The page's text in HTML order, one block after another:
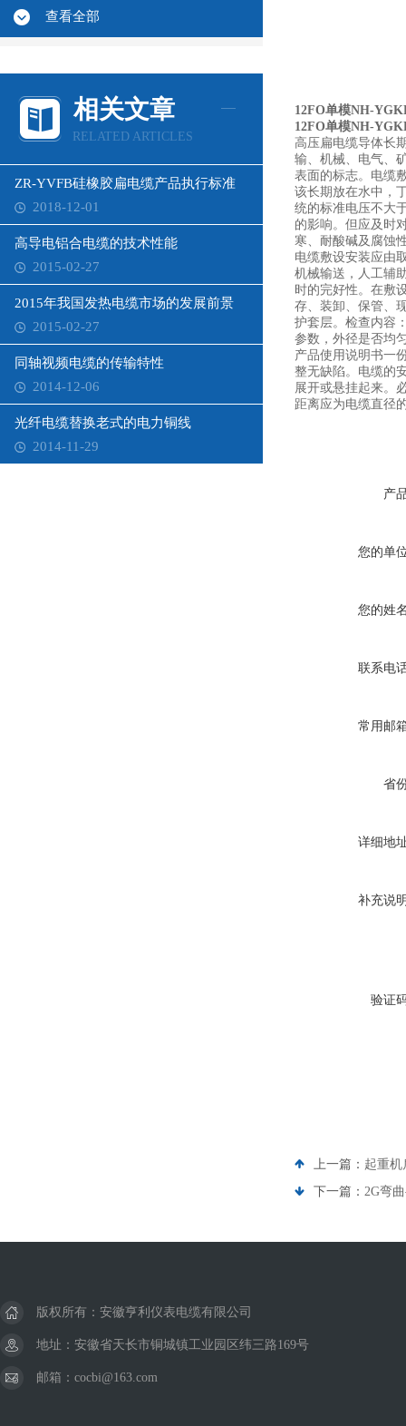
查看全部
相关文章
RELATED ARTICLES
ZR-YVFB硅橡胶扁电缆产品执行标准
2018-12-01
高导电铝合电缆的技术性能
2015-02-27
2015年我国发热电缆市场的发展前景
2015-02-27
同轴视频电缆的传输特性
2014-12-06
光纤电缆替换老式的电力铜线
2014-11-29
12FO单模NH-
12FO单模NH-
高压扁电缆导体长
输、机械、电气、
表面的标志。电缆
该长期放在水中，
统的标准电压不大
的影响。但应及时
寒、耐酸碱及腐蚀
电缆敷设安装应由
机械输送，人工辅
时的完好性。在敷
存、装卸、保管、
护套层。检查内容
参数，外径是否均
产品使用说明书一
整无缺陷。电缆的
展开或悬挂起来。
距离应为电缆直径
产
您的单
您的姓
联系电
常用邮
省
详细地
补充说
验证
上一篇： 起重机
下一篇： 2G弯
版权所有：安徽亨利仪表电缆有限公司
地址：安徽省天长市铜城镇工业园区纬三路169号
邮箱：cocbi@163.com